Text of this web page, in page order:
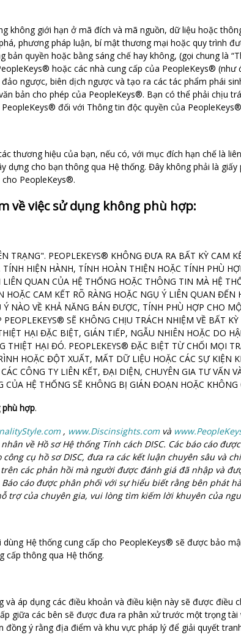
không giới hạn ở mã đích và mã nguồn, dữ liệu hoặc
phương pháp luận, bí mật thương mại hoặc quy trình
quyền hoặc bằng sáng chế hay không, (gọi chung là
hoặc các nhà cung cấp của PeopleKeys®
ngược, biên dịch ngược và tạo ra các tác phẩm phái
bản cho phép của PeopleKeys®. Bạn có thể phải chịu
đối với Thông tin độc quyền của
thương hiệu của bạn, nếu có, với mục đích hạn chế là
dựng cho bạn thông qua Hệ thống. Đây không phải là
PeopleKeys®.
về việc sử dụng không phù hợp:
TRẠNG". PEOPLEKEYS® KHÔNG ĐƯA RA BẤT KỲ CAM
HIỆN HÀNH, TÍNH HOÀN THIỆN HOẶC TÍNH PHÙ
QUAN CỦA HỆ THỐNG HOẶC THÔNG TIN MÀ HỆ
CAM KẾT RÕ RÀNG HOẶC NGỤ Ý LIÊN QUAN
NÀO VỀ KHẢ NĂNG BÁN ĐƯỢC, TÍNH PHÙ HỢP CHO
SẼ KHÔNG CHỊU TRÁCH NHIỆM VỀ BẤT
HẠI ĐẶC BIỆT, GIÁN TIẾP, NGẪU NHIÊN HOẶC DO
THIỆT HẠI ĐÓ. PEOPLEKEYS® ĐẶC BIỆT TỪ CHỐI MỌI
HOẶC ĐỘT XUẤT, MẤT DỮ LIỆU HOẶC CÁC SỰ KIỆN
CÔNG TY LIÊN KẾT, ĐẠI DIỆN, CHUYÊN GIA TƯ VẤN
HỆ THỐNG SẼ KHÔNG BỊ GIÁN ĐOẠN HOẶC KHÔNG
phù hợp.
, www.Discinsights.com và
về Hồ sơ Hệ thống Tính cách DISC. Các báo cáo
cụ hồ sơ DISC, đưa ra các kết luận chuyên sâu và
các phản hồi mà người được đánh giá đã nhập và
cáo được phân phối với sự hiểu biết rằng bên phát
trợ của chuyên gia, vui lòng tìm kiếm lời khuyên của
Hệ thống cung cấp cho PeopleKeys® sẽ được bảo
cấp thông qua Hệ thống.
áp dụng các điều khoản và điều kiện này sẽ được điều
giữa các bên sẽ được đưa ra phân xử trước một trọng
ý rằng địa điểm và khu vực pháp lý để giải quyết